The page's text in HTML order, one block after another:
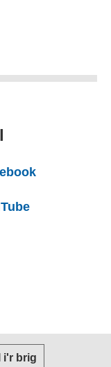
(external
(external
i'r brig